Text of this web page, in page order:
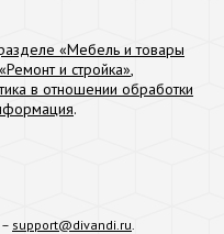
«Мебель и товары
и стройка»,
в отношении обработки
.
support@divandi.ru.